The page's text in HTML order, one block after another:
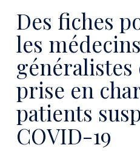
Des fiches
les médecins
généralistes
prise en
patients
COVID-19